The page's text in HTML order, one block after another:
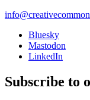
Bluesky
Mastodon
LinkedIn
Subscribe to